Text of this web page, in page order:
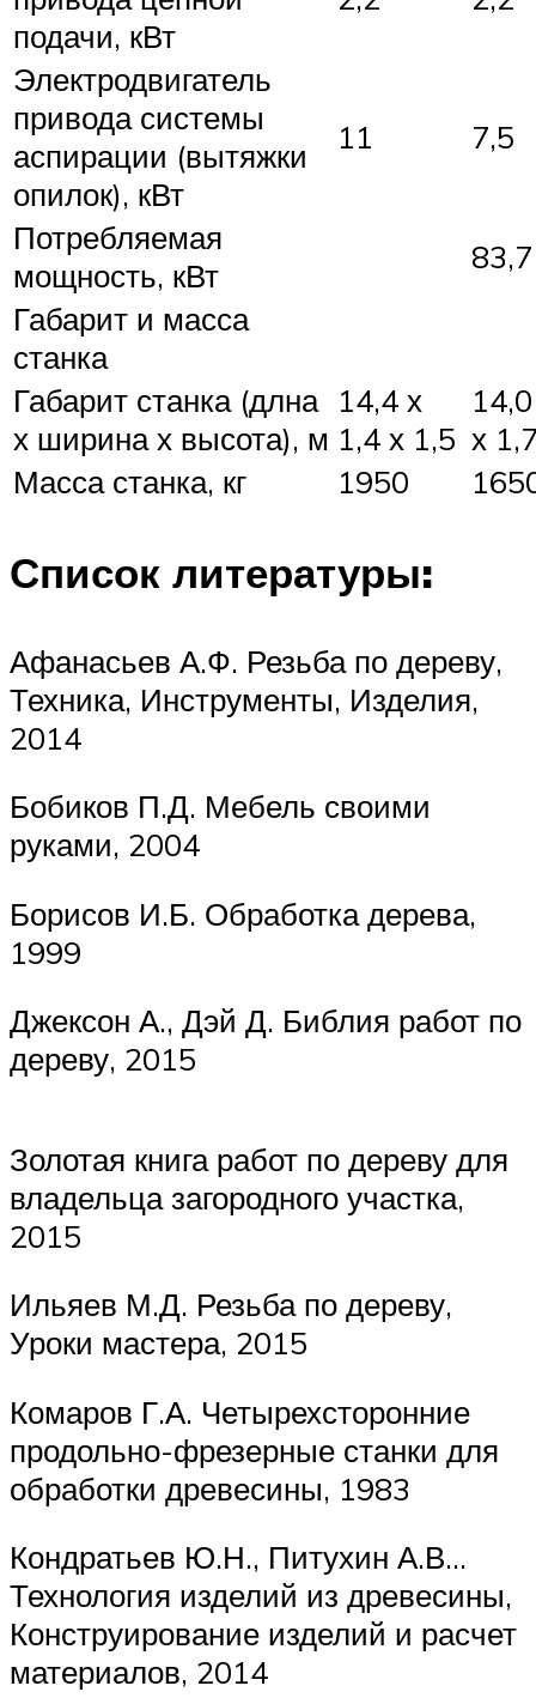
подачи, кВт
Электродвигатель
привода системы
аспирации (вытяжки
опилок), кВт
11 7,5
Потребляемая
мощность, кВт
83,7
Габарит и масса
станка
Габарит станка (длна
х ширина х высота), м
14,4 х
1,4 х 1,5 х
Масса станка, кг
1950
Список литературы:
Афанасьев А.Ф. Резьба по дереву,
Техника, Инструменты, Изделия,
2014
Бобиков П.Д. Мебель своими
руками, 2004
Борисов И.Б. Обработка дерева,
1999
Джексон А., Дэй Д. Библия работ по
дереву, 2015
Золотая книга работ по дереву для
владельца загородного участка,
2015
Ильяев М.Д. Резьба по дереву,
Уроки мастера, 2015
Комаров Г.А. Четырехсторонние
продольно-фрезерные станки для
обработки древесины, 1983
Кондратьев Ю.Н., Питухин А.В…
Технология изделий из древесины,
Конструирование изделий и расчет
материалов, 2014